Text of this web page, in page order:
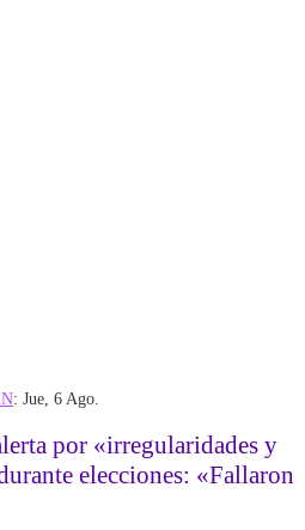
: Jue, 6 Ago.
por «irregularidades y
elecciones: «Fallaron